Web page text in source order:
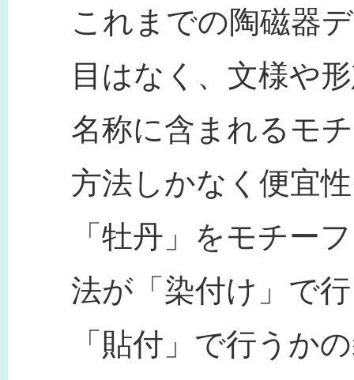
これまでの陶磁器
目はなく、文様や
名称に含まれるモ
方法しかなく便宜
「牡丹」をモチー
法が「染付け」で
「貼付」で行うか